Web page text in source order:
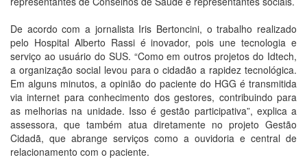
De acordo com a jornalista Iris Bertoncini, o trabalho realizado
pelo Hospital Alberto Rassi é inovador, pois une tecnologia e
serviço ao usuário do SUS. “Como em outros projetos do Idtech,
a organização social levou para o cidadão a rapidez tecnológica.
Em alguns minutos, a opinião do paciente do HGG é transmitida
via internet para conhecimento dos gestores, contribuindo para
as melhorias na unidade. Isso é gestão participativa”, explica a
assessora, que também atua diretamente no projeto Gestão
Cidadã, que abrange serviços como a ouvidoria e central de
relacionamento com o paciente.